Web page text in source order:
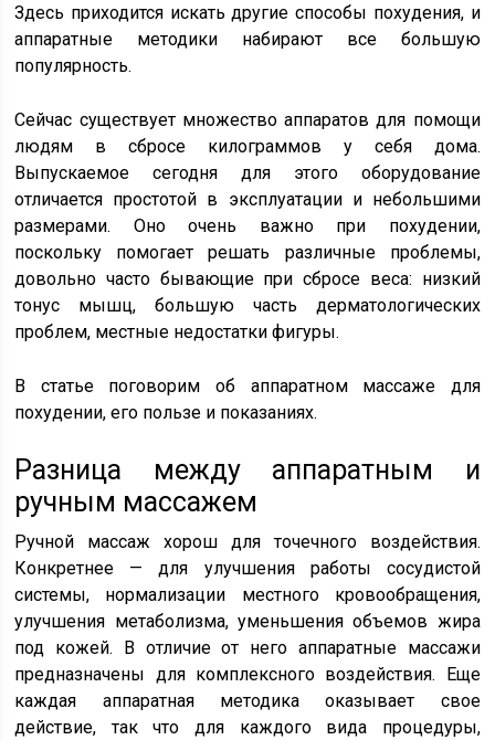
Здесь приходится искать другие способы похудения, и
аппаратные методики набирают все большую
популярность.
Сейчас существует множество аппаратов для помощи
людям в сбросе килограммов у себя дома.
Выпускаемое сегодня для этого оборудование
отличается простотой в эксплуатации и небольшими
размерами. Оно очень важно при похудении,
поскольку помогает решать различные проблемы,
довольно часто бывающие при сбросе веса: низкий
тонус мышц, большую часть дерматологических
проблем, местные недостатки фигуры.
В статье поговорим об аппаратном массаже для
похудении, его пользе и показаниях.
Разница между аппаратным и
ручным массажем
Ручной массаж хорош для точечного воздействия.
Конкретнее — для улучшения работы сосудистой
системы, нормализации местного кровообращения,
улучшения метаболизма, уменьшения объемов жира
под кожей. В отличие от него аппаратные массажи
предназначены для комплексного воздействия. Еще
каждая аппаратная методика оказывает свое
действие, так что для каждого вида процедуры,